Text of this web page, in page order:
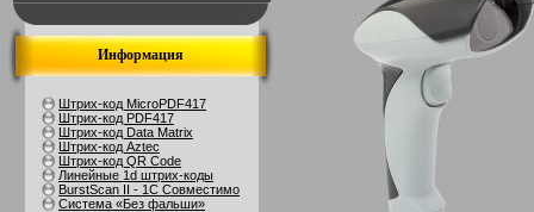
Информация
Штрих-код MicroPDF417
Штрих-код PDF417
Штрих-код Data Matrix
Штрих-код Aztec
Штрих-код QR Code
Линейные 1d штрих-коды
BurstScan II - 1С Совместимо
Система «Без фальши»